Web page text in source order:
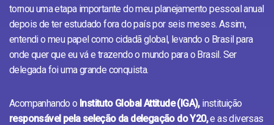
tornou uma etapa importante do meu planejamento pessoal anual
depois de ter estudado fora do país por seis meses. Assim,
entendi o meu papel como cidadã global, levando o Brasil para
onde quer que eu vá e trazendo o mundo para o Brasil. Ser
delegada foi uma grande conquista.
Acompanhando o Instituto Global Attitude (IGA),instituição
responsável pela seleção da delegação do Y20,e as diversas